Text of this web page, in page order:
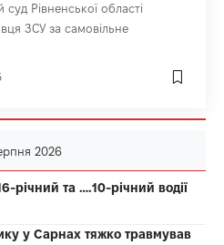
Рівненської області
ЗСУ за самовільне
2026
річний та ….10-річний водії
у Сарнах тяжко травмував